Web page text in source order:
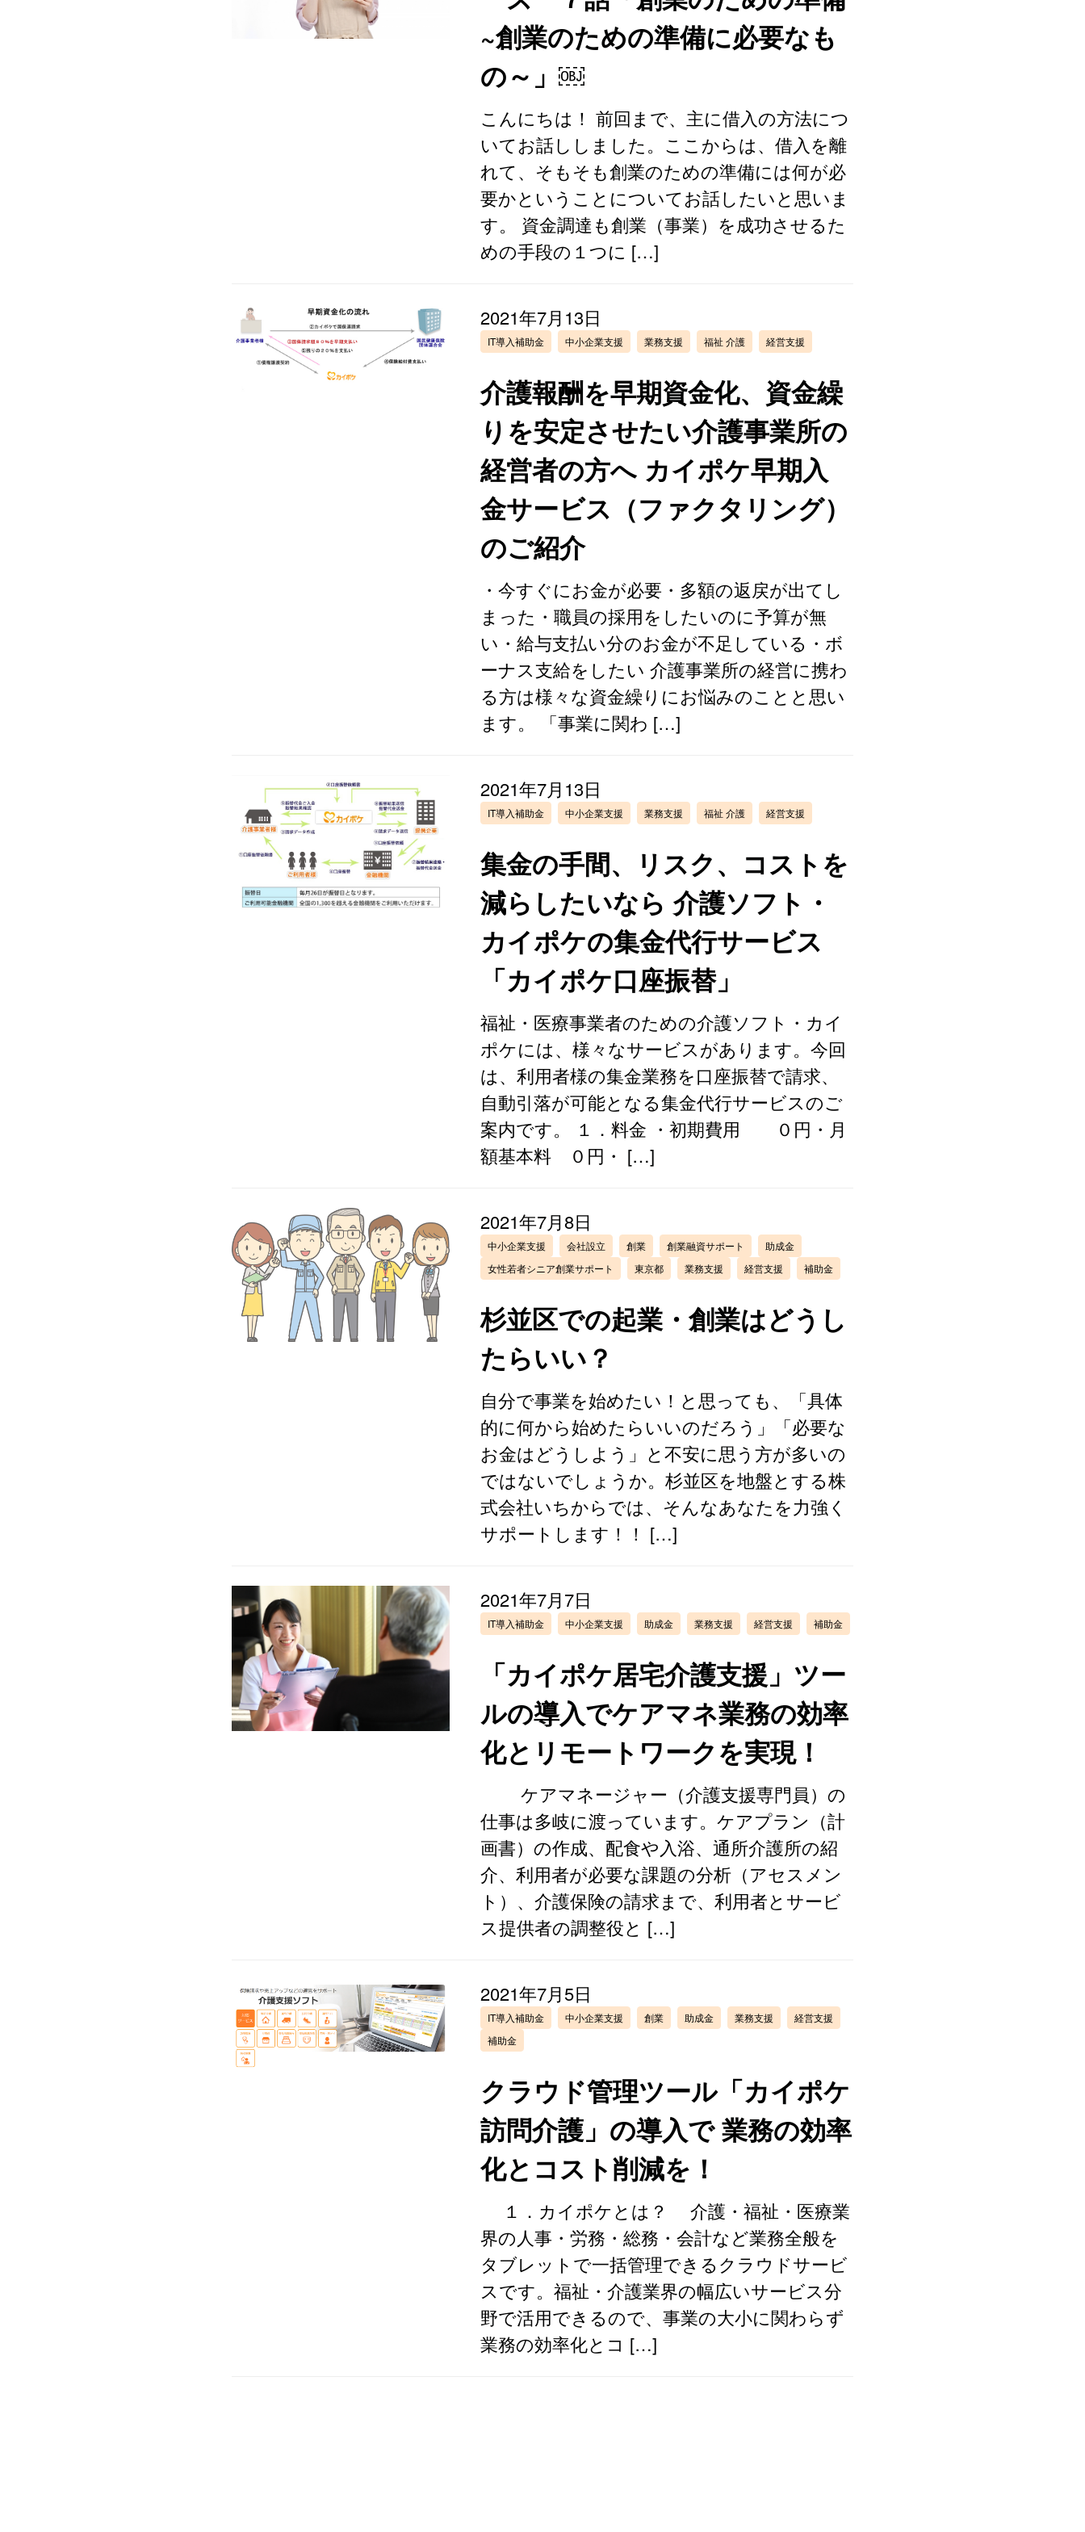
~創業のための準備に必要なも
の～」￼
こんにちは！ 前回まで、主に借入の方法につ
いてお話ししました。ここからは、借入を離
れて、そもそも創業のための準備には何が必
要かということについてお話したいと思いま
す。 資金調達も創業（事業）を成功させるた
めの手段の１つに […]
2021年7月13日
IT導入補助金 中小企業支援 業務支援 福祉 介護 経営支援
介護報酬を早期資金化、資金繰
りを安定させたい介護事業所の
経営者の方へ カイポケ早期入
金サービス（ファクタリング）
のご紹介
・今すぐにお金が必要・多額の返戻が出てし
まった・職員の採用をしたいのに予算が無
い・給与支払い分のお金が不足している・ボ
ーナス支給をしたい 介護事業所の経営に携わ
る方は様々な資金繰りにお悩みのことと思い
ます。 「事業に関わ […]
2021年7月13日
IT導入補助金 中小企業支援 業務支援 福祉 介護 経営支援
集金の手間、リスク、コストを
減らしたいなら 介護ソフト・
カイポケの集金代行サービス
「カイポケ口座振替」
福祉・医療事業者のための介護ソフト・カイ
ポケには、様々なサービスがあります。今回
は、利用者様の集金業務を口座振替で請求、
自動引落が可能となる集金代行サービスのご
案内です。 １．料金 ・初期費用 ０円・月
額基本料 ０円・ […]
2021年7月8日
中小企業支援 会社設立 創業 創業融資サポート
助成金
女性若者シニア創業サポート
東京都 業務支援 経営支援 補助金
杉並区での起業・創業はどうし
たらいい？
自分で事業を始めたい！と思っても、「具体
的に何から始めたらいいのだろう」「必要な
お金はどうしよう」と不安に思う方が多いの
ではないでしょうか。杉並区を地盤とする株
式会社いちからでは、そんなあなたを力強く
サポートします！！ […]
2021年7月7日
IT導入補助金 中小企業支援 助成金 業務支援 経営支援 補助金
「カイポケ居宅介護支援」ツー
ルの導入でケアマネ業務の効率
化とリモートワークを実現！
ケアマネージャー（介護支援専門員）の
仕事は多岐に渡っています。ケアプラン（計
画書）の作成、配食や入浴、通所介護所の紹
介、利用者が必要な課題の分析（アセスメン
ト）、介護保険の請求まで、利用者とサービ
ス提供者の調整役と […]
2021年7月5日
IT導入補助金 中小企業支援 創業 助成金 業務支援
経営支援
補助金
クラウド管理ツール「カイポケ
訪問介護」の導入で 業務の効率
化とコスト削減を！
１．カイポケとは？ 介護・福祉・医療業
界の人事・労務・総務・会計など業務全般を
タブレットで一括管理できるクラウドサービ
スです。福祉・介護業界の幅広いサービス分
野で活用できるので、事業の大小に関わらず
業務の効率化とコ […]